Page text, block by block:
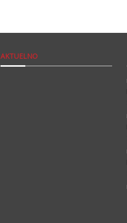
AKTUELNO